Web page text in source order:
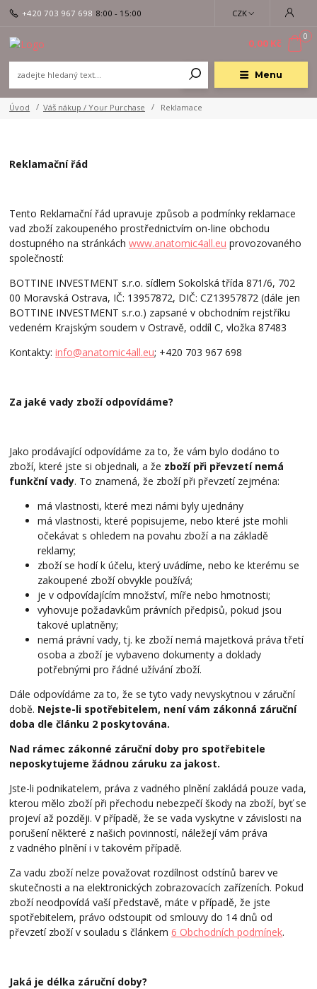
Menu
CZK
+420 703 967 698 8:00 - 15:00
0
0,00 Kč
Úvod Váš nákup / Your Purchase Reklamace
Reklamační řád
Tento Reklamační řád upravuje způsob a podmínky reklamace
vad zboží zakoupeného prostřednictvím on-line obchodu
dostupného na stránkáchwww.anatomic4all.eu provozovaného
společností:
BOTTINE INVESTMENT s.r.o. sídlem Sokolská třída 871/6, 702
00 Moravská Ostrava, IČ: 13957872, DIČ: CZ13957872 (dále jen
BOTTINE INVESTMENT s.r.o.) zapsané v obchodním rejstříku
vedeném Krajským soudem v Ostravě, oddíl C, vložka 87483
Kontakty:info@anatomic4all.eu; +420 703 967 698
Za jaké vady zboží odpovídáme?
Jako prodávající odpovídáme za to, že vám bylo dodáno to
zboží, které jste si objednali, a že zboží při převzetí nemá
funkční vady. To znamená, že zboží při převzetí zejména:
má vlastnosti, které mezi námi byly ujednány
má vlastnosti, které popisujeme, nebo které jste mohli
očekávat s ohledem na povahu zboží a na základě
reklamy;
zboží se hodí k účelu, který uvádíme, nebo ke kterému se
zakoupené zboží obvykle používá;
je v odpovídajícím množství, míře nebo hmotnosti;
vyhovuje požadavkům právních předpisů, pokud jsou
takové uplatněny;
nemá právní vady, tj. ke zboží nemá majetková práva třetí
osoba a zboží je vybaveno dokumenty a doklady
potřebnými pro řádné užívání zboží.
Dále odpovídáme za to, že se tyto vady nevyskytnou v záruční
době. Nejste-li spotřebitelem, není vám zákonná záruční
doba dle článku 2 poskytována.
Nad rámec zákonné záruční doby pro spotřebitele
neposkytujeme žádnou záruku za jakost.
Jste-li podnikatelem, práva z vadného plnění zakládá pouze vada,
kterou mělo zboží při přechodu nebezpečí škody na zboží, byť se
projeví až později. V případě, že se vada vyskytne v závislosti na
porušení některé z našich povinností, náležejí vám práva
z vadného plnění i v takovém případě.
Za vadu zboží nelze považovat rozdílnost odstínů barev ve
skutečnosti a na elektronických zobrazovacích zařízeních. Pokud
zboží neodpovídá vaší představě, máte v případě, že jste
spotřebitelem, právo odstoupit od smlouvy do 14 dnů od
převzetí zboží v souladu s článkem6 Obchodních podmínek.
Jaká je délka záruční doby?